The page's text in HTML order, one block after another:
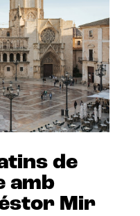
de
amb
Mir